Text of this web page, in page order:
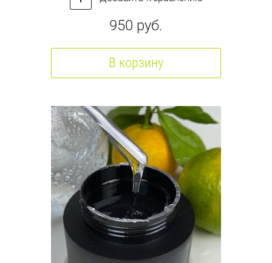
950 руб.
В корзину